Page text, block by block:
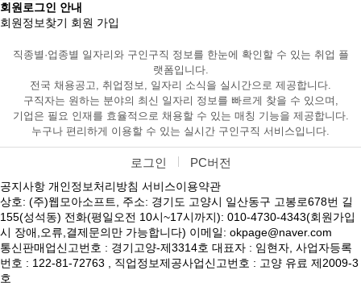
회원로그인 안내
회원정보찾기 회원 가입
직종별·업종별 일자리와 구인구직 정보를 한눈에 확인할 수 있는 취업 플
랫폼입니다.
전국 채용공고, 취업정보, 일자리 소식을 실시간으로 제공합니다.
구직자는 원하는 분야의 최신 일자리 정보를 빠르게 찾을 수 있으며,
기업은 필요 인재를 효율적으로 채용할 수 있는 매칭 기능을 제공합니다.
누구나 편리하게 이용할 수 있는 실시간 구인구직 서비스입니다.
로그인 PC버전
공지사항 개인정보처리방침 서비스이용약관
상호: (주)웹모아소프트, 주소: 경기도 고양시 일산동구 고봉로678번 길
155(성석동) 전화(평일오전 10시~17시까지): 010-4730-4343(회원가입
시 장애,오류,결제문의만 가능합니다) 이메일: okpage@naver.com
통신판매업신고번호 : 경기고양-제3314호 대표자 : 임현자, 사업자등록
번호 : 122-81-72763 , 직업정보제공사업신고번호 : 고양 유료 제2009-3
호